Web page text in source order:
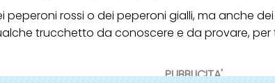
PUBBLICITA'
peperoni rossi o dei peperoni gialli, ma anche
trucchetto da conoscere e da provare, per